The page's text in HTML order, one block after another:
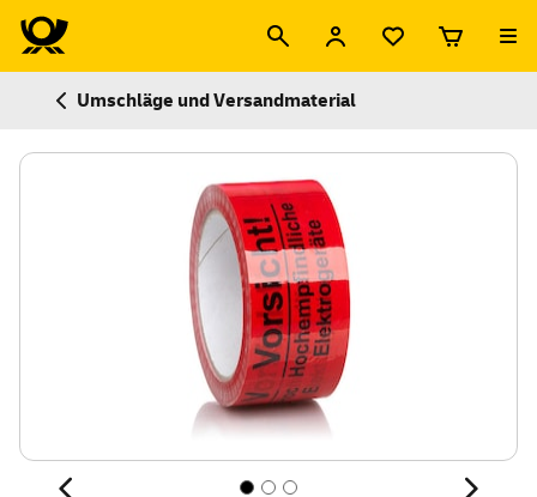
Umschläge und Versandmaterial